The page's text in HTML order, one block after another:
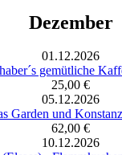
Dezember
01.12.2026
gemütliche
25,00 €
05.12.2026
Garden und
62,00 €
10.12.2026